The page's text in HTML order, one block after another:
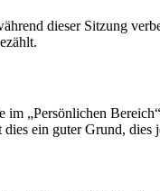
dieser Sitzung
„Persönlichen
ein guter Grund, dies